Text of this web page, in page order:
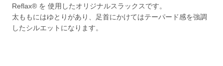
Reflax® を 使用したオリジナルスラックスです。
太ももにはゆとりがあり、足首にかけてはテーパード感を強調
したシルエットになります。